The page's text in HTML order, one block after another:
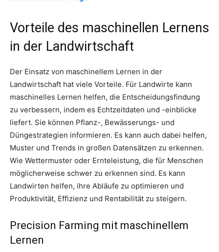
Vorteile des maschinellen Lernens
in der Landwirtschaft
Der Einsatz von maschinellem Lernen in der
Landwirtschaft hat viele Vorteile. Für Landwirte kann
maschinelles Lernen helfen, die Entscheidungsfindung
zu verbessern, indem es Echtzeitdaten und -einblicke
liefert. Sie können Pflanz-, Bewässerungs- und
Düngestrategien informieren. Es kann auch dabei helfen,
Muster und Trends in großen Datensätzen zu erkennen.
Wie Wettermuster oder Ernteleistung, die für Menschen
möglicherweise schwer zu erkennen sind. Es kann
Landwirten helfen, ihre Abläufe zu optimieren und
Produktivität, Effizienz und Rentabilität zu steigern.
Precision Farming mit maschinellem
Lernen